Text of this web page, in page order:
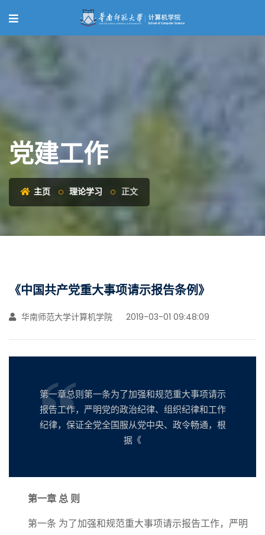
党建工作
主页 理论学习 正文
《中国共产党重大事项请示报告条例》
华南师范大学计算机学院 2019-03-01 09:48:09
第一章总则第一条为了加强和规范重大事项请示
报告工作，严明党的政治纪律、组织纪律和工作
纪律，保证全党全国服从党中央、政令畅通，根
据《
第一章 总 则
第一条 为了加强和规范重大事项请示报告工作，严明